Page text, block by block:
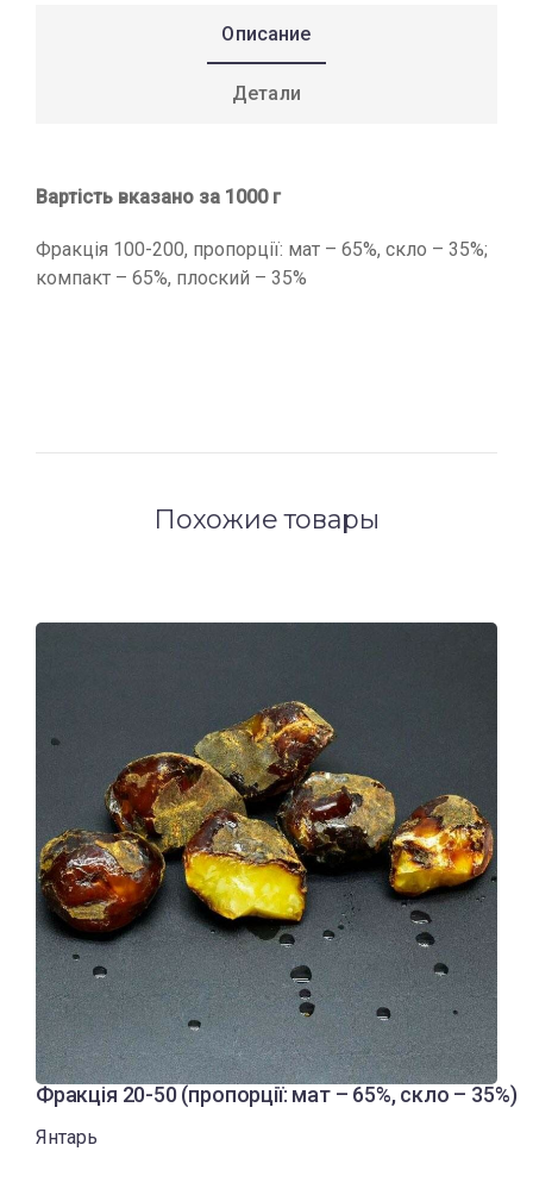
Описание
Детали
Вартість вказано за 1000 г
Фракція 100-200, пропорції: мат – 65%, скло – 35%;
компакт – 65%, плоский – 35%
Похожие товары
Фракція 20-50 (пропорції: мат – 65%, скло – 35%)
Янтарь